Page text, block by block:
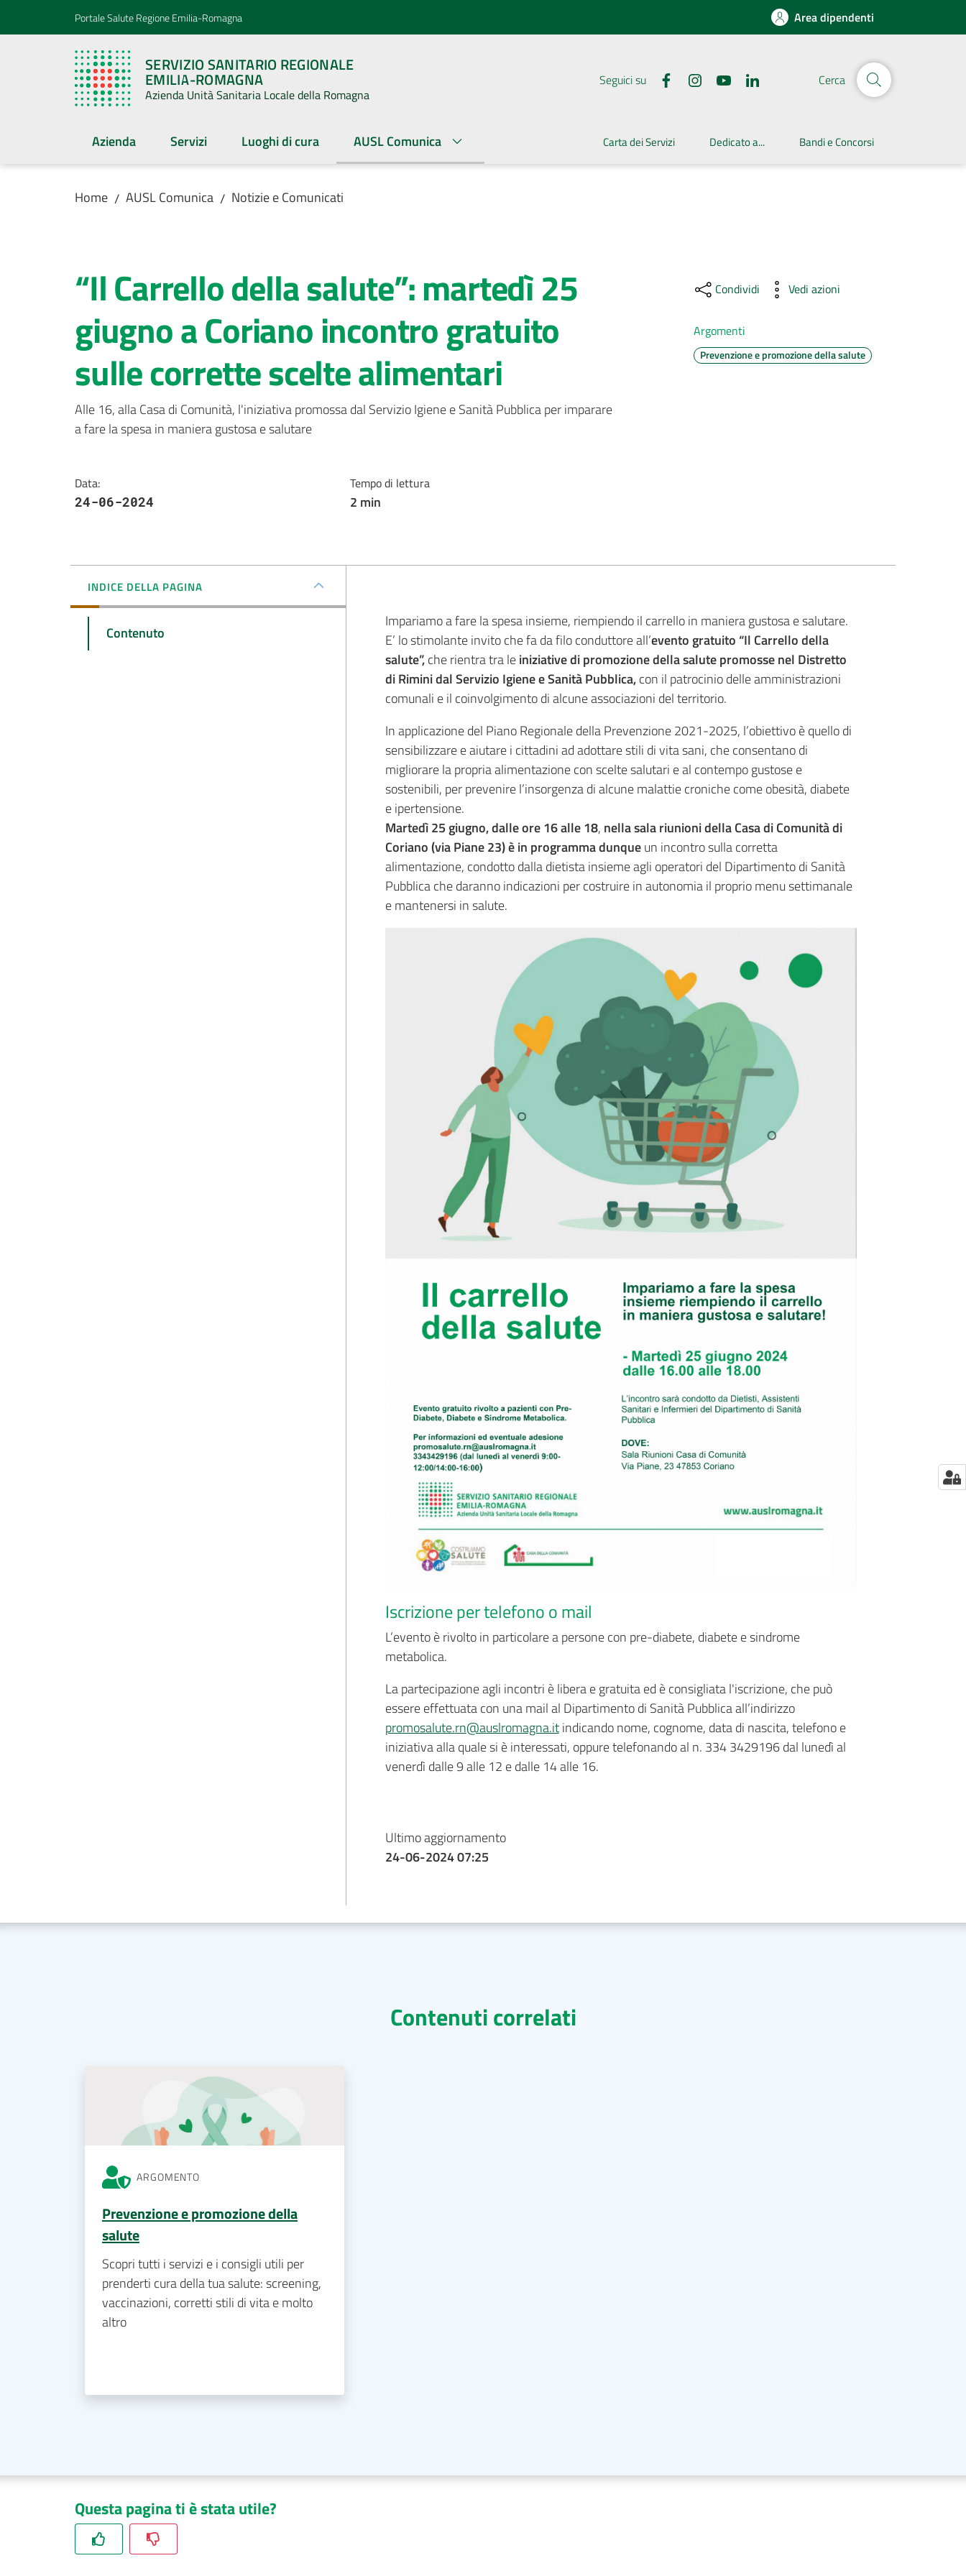
Vai al contenuto
Vai alla navigazionePortale Salute Regione Emilia-Romagna Area dipendenti
SERVIZIO SANITARIO REGIONALE
EMILIA-ROMAGNA
Azienda Unità Sanitaria Locale della Romagna
Seguici su Cerca
Azienda Servizi Luoghi di cura AUSL Comunica Carta dei Servizi Dedicato a... Bandi e Concorsi
Home / AUSL Comunica / Notizie e Comunicati
“Il Carrello della salute”: martedì 25
giugno a Coriano incontro gratuito
sulle corrette scelte alimentari
Alle 16, alla Casa di Comunità, l'iniziativa promossa dal Servizio Igiene e Sanità Pubblica per imparare
a fare la spesa in maniera gustosa e salutare
Data:
24-06-2024
Tempo di lettura
2 min
Condividi Vedi azioni
Argomenti
Prevenzione e promozione della salute
INDICE DELLA PAGINA
Contenuto
Impariamo a fare la spesa insieme, riempiendo il carrello in maniera gustosa e salutare.
E’ lo stimolante invito che fa da filo conduttore all’evento gratuito “Il Carrello della
salute”,che rientra tra leiniziative di promozione della salute promosse nel Distretto
di Rimini dal Servizio Igiene e Sanità Pubblica,con il patrocinio delle amministrazioni
comunali e il coinvolgimento di alcune associazioni del territorio.
In applicazione del Piano Regionale della Prevenzione 2021-2025, l’obiettivo è quello di
sensibilizzare e aiutare i cittadini ad adottare stili di vita sani, che consentano di
migliorare la propria alimentazione con scelte salutari e al contempo gustose e
sostenibili, per prevenire l’insorgenza di alcune malattie croniche come obesità, diabete
e ipertensione.
Martedì 25 giugno, dalle ore 16 alle 18, nella sala riunioni della Casa di Comunità di
Coriano (via Piane 23) è in programma dunqueun incontro sulla corretta
alimentazione, condotto dalla dietista insieme agli operatori del Dipartimento di Sanità
Pubblica che daranno indicazioni per costruire in autonomia il proprio menu settimanale
e mantenersi in salute.
Iscrizione per telefono o mail
L’evento è rivolto in particolare a persone con pre-diabete, diabete e sindrome
metabolica.
La partecipazione agli incontri è libera e gratuita ed è consigliata l'iscrizione, che può
essere effettuata con una mail al Dipartimento di Sanità Pubblica all’indirizzo
promosalute.rn@auslromagna.itindicando nome, cognome, data di nascita, telefono e
iniziativa alla quale si è interessati, oppure telefonando al n. 334 3429196 dal lunedì al
venerdì dalle 9 alle 12 e dalle 14 alle 16.
Ultimo aggiornamento
24-06-2024 07:25
Contenuti correlati
ARGOMENTO
Prevenzione e promozione della
salute
Scopri tutti i servizi e i consigli utili per
prenderti cura della tua salute: screening,
vaccinazioni, corretti stili di vita e molto
altro
Questa pagina ti è stata utile?